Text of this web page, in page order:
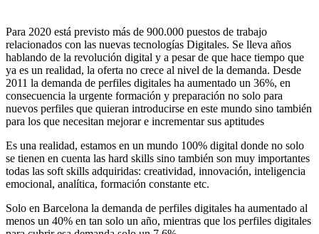
Para 2020 está previsto más de 900.000 puestos de trabajo
relacionados con las nuevas tecnologías Digitales. Se lleva años
hablando de la revolución digital y a pesar de que hace tiempo que
ya es un realidad, la oferta no crece al nivel de la demanda. Desde
2011 la demanda de perfiles digitales ha aumentado un 36%, en
consecuencia la urgente formación y preparación no solo para
nuevos perfiles que quieran introducirse en este mundo sino también
para los que necesitan mejorar e incrementar sus aptitudes
Es una realidad, estamos en un mundo 100% digital donde no solo
se tienen en cuenta las hard skills sino también son muy importantes
todas las soft skills adquiridas: creatividad, innovación, inteligencia
emocional, analítica, formación constante etc.
Solo en Barcelona la demanda de perfiles digitales ha aumentado al
menos un 40% en tan solo un año, mientras que los perfiles digitales